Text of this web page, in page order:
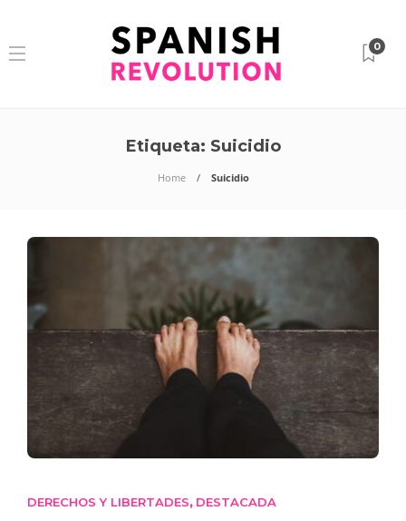
0
Etiqueta: Suicidio
Home Suicidio
DERECHOS Y LIBERTADES, DESTACADA